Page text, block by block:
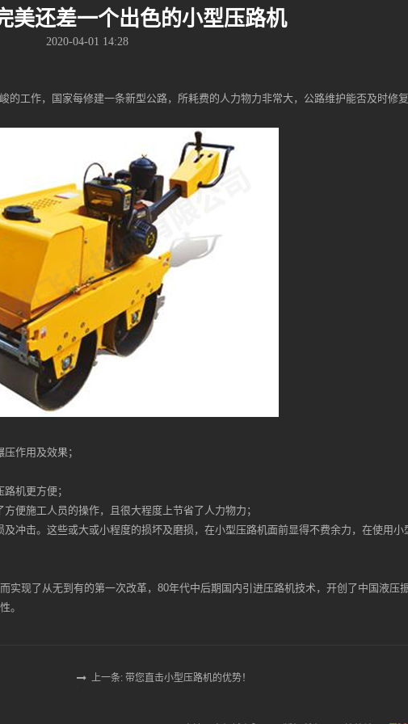
美还差一个出色的小型压路机
2020-04-01 14:28
工作，国家每修建一条新型公路，所耗费的人力物力非常大，公路维护能否及时修
作用及效果；
机更方便；
便施工人员的操作，且很大程度上节省了人力物力；
冲击。这些或大或小程度的损坏及磨损，在小型压路机面前显得不费余力，在使用
现了从无到有的第一次改革，80年代中后期国内引进压路机技术，开创了中国液压
。
上一条: 带您直击小型压路机的优势！